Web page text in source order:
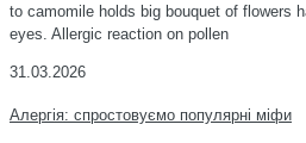
to camomile holds big bouquet of flowers
eyes. Allergic reaction on pollen
31.03.2026
Алергія: спростовуємо популярні міфи